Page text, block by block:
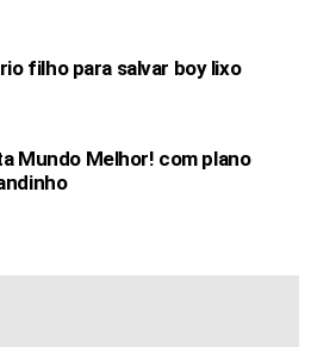
filho para salvar boy lixo
Mundo Melhor! com plano